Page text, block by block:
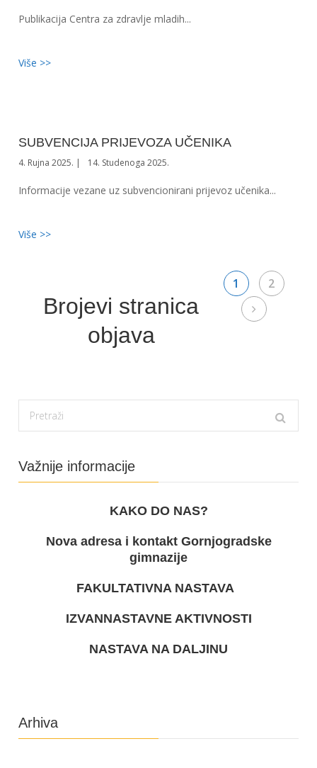
Publikacija Centra za zdravlje mladih...
Više >>
SUBVENCIJA PRIJEVOZA UČENIKA
4. Rujna 2025. 14. Studenoga 2025.
Informacije vezane uz subvencionirani prijevoz učenika...
Više >>
Brojevi stranica
objava
1 2
Važnije informacije
KAKO DO NAS?
Nova adresa i kontakt Gornjogradske
gimnazije
FAKULTATIVNA NASTAVA
IZVANNASTAVNE AKTIVNOSTI
NASTAVA NA DALJINU
Arhiva